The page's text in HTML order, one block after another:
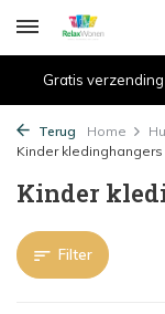
Gratis
Terug Home
Kinder kledinghangers
Kinder
Filter